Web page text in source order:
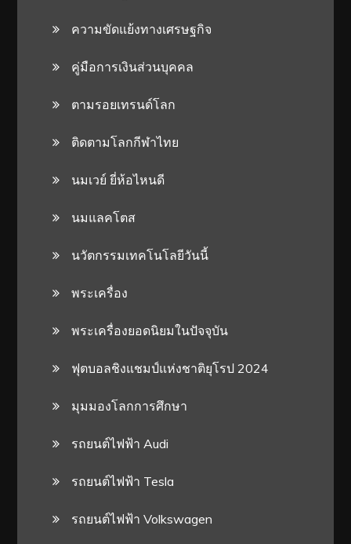
ความขัดแย้งทางเศรษฐกิจ
คู่มือการเงินส่วนบุคคล
ตามรอยเทรนด์โลก
ติดตามโลกกีฬาไทย
นมเวย์ ยี่ห้อไหนดี
นมแลคโตส
นวัตกรรมเทคโนโลยีวันนี้
พระเครื่อง
พระเครื่องยอดนิยมในปัจจุบัน
ฟุตบอลชิงแชมป์แห่งชาติยุโรป 2024
มุมมองโลกการศึกษา
รถยนต์ไฟฟ้า Audi
รถยนต์ไฟฟ้า Tesla
รถยนต์ไฟฟ้า Volkswagen